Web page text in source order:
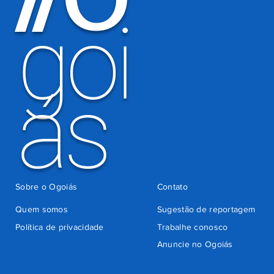
indevida do
Detran-GO
goi
ás
Quem somos
Sugestão de reportagem
Trabalhe conosco
Política de privacidade
Anuncie no Ogoiás
Contato
Sobre o Ogoiás